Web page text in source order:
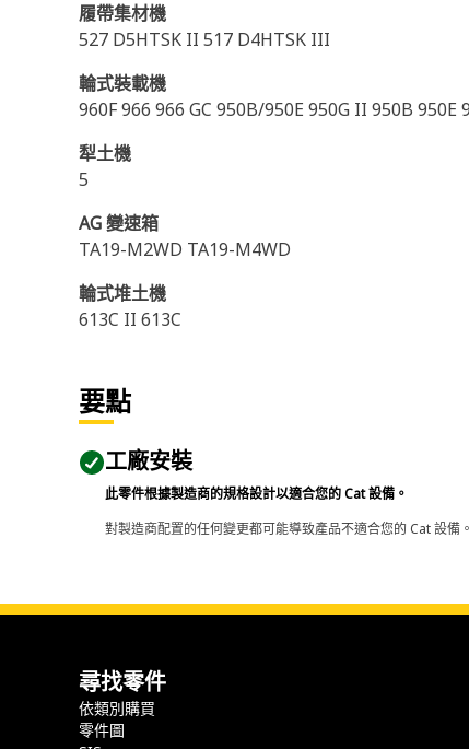
履帶集材機
527 D5HTSK II 517 D4HTSK III
輪式裝載機
960F 966 966 GC 950B/950E 950G II 950B
犁土機
5
AG 變速箱
TA19-M2WD TA19-M4WD
輪式堆土機
613C II 613C
要點
工廠安裝
此零件根據製造商的規格設計以適合您的 Cat 設備。
對製造商配置的任何變更都可能導致產品不適合您的 Cat 設
尋找零件
依類別購買
零件圖